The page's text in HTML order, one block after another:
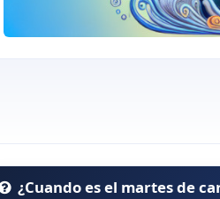
¿Cuando es el martes de